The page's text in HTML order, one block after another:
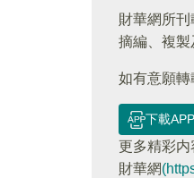
財華網所
摘編、複製
如有意願轉
下載APP
更多精彩内
財華網